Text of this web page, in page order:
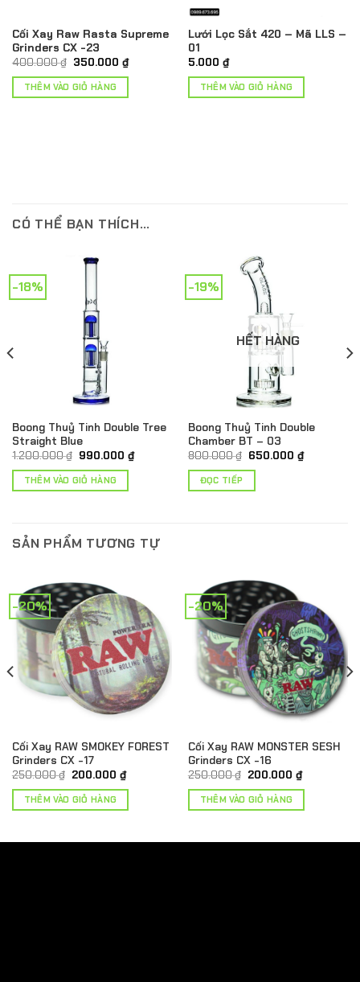
Cối Xay Raw Rasta Supreme
Grinders CX -23
400.000₫ Giá
là:
400.000 ₫.
350.000 ₫Giá
hiện
THÊM VÀO GIỎ HÀNG
Lưới Lọc Sắt 420 – Mã LLS –
01
5.000 ₫
THÊM VÀO GIỎ HÀNG
CÓ THỂ BẠN THÍCH…
-18%
Boong Thuỷ Tinh Double Tree
Straight Blue
1.200.000₫ Giá
là:
1.200.000 ₫.
990.000 ₫Giá
hiện
THÊM VÀO GIỎ HÀNG
-19%
HẾT HÀNG
Boong Thuỷ Tinh Double
Chamber BT – 03
800.000₫ Giá
là:
650.000 ₫Giá
hiện
ĐỌC TIẾP
SẢN PHẨM TƯƠNG TỰ
-20%
Cối Xay RAW SMOKEY FOREST
Grinders CX -17
250.000₫ Giá
là:
250.000 ₫.
200.000 ₫Giá
hiện
tại
THÊM VÀO GIỎ HÀNG
-20%
Cối Xay RAW MONSTER SESH
Grinders CX -16
250.000₫ Giá
là:
250.000 ₫.
200.000 ₫Giá
hiện
tại
THÊM VÀO GIỎ HÀNG